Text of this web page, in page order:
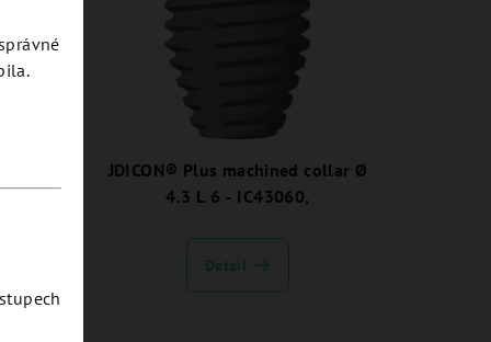
JDICON® Plus machined collar Ø
4.3 L 6 - IC43060,
Detail